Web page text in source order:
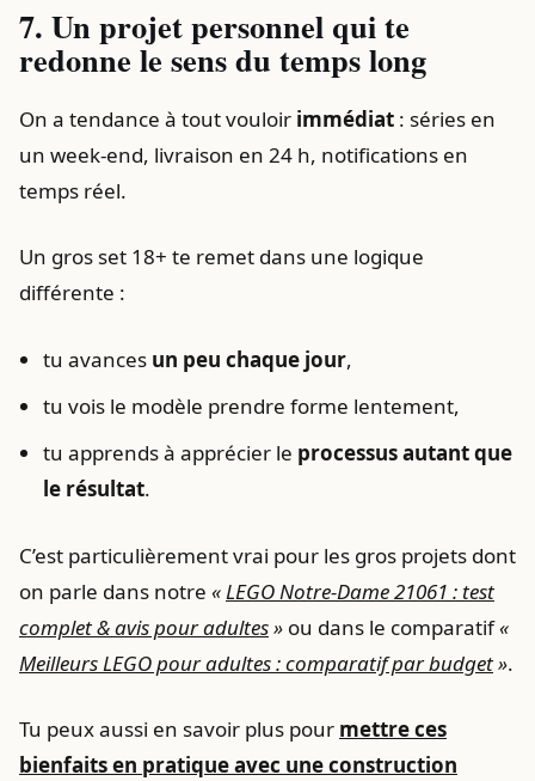
7. Un projet personnel qui te
redonne le sens du temps long
On a tendance à tout vouloir immédiat : séries en
un week-end, livraison en 24 h, notifications en
temps réel.
Un gros set 18+ te remet dans une logique
différente :
tu avances un peu chaque jour,
tu vois le modèle prendre forme lentement,
tu apprends à apprécier le processus autant que
le résultat.
C’est particulièrement vrai pour les gros projets dont
on parle dans notre «LEGO Notre-Dame 21061 : test
complet & avis pour adultes» ou dans le comparatif«
Meilleurs LEGO pour adultes : comparatif par budget».
Tu peux aussi en savoir plus pour mettre ces
bienfaits en pratique avec une construction